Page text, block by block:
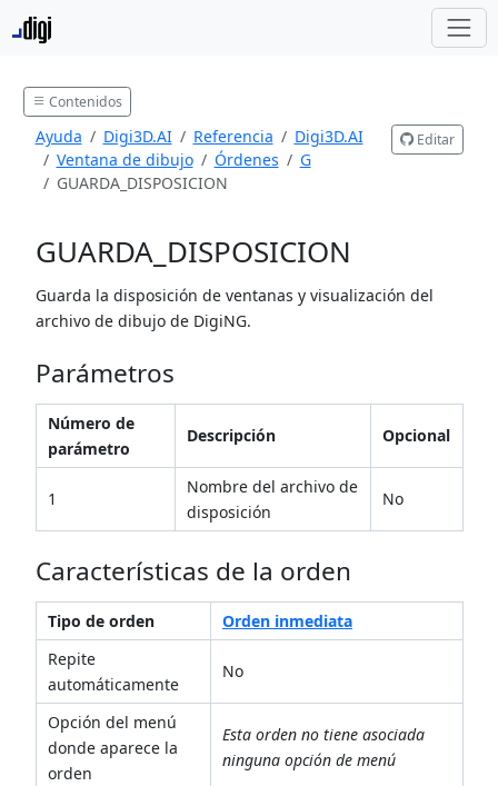
Contenidos
Ayuda Digi3D.AI Referencia
Digi3D.AI
Ventana de dibujo
Órdenes
G
GUARDA_DISPOSICION
Editar
GUARDA_DISPOSICION
Guarda la disposición de ventanas y visualización del
archivo de dibujo de DigiNG.
Parámetros
Número de
parámetro
Descripción Opcional
1
Nombre del archivo de
disposición
No
Características de la orden
Tipo de orden
Orden inmediata
Repite
automáticamente
No
Opción del menú
donde aparece la
orden
Esta orden no tiene asociada
ninguna opción de menú